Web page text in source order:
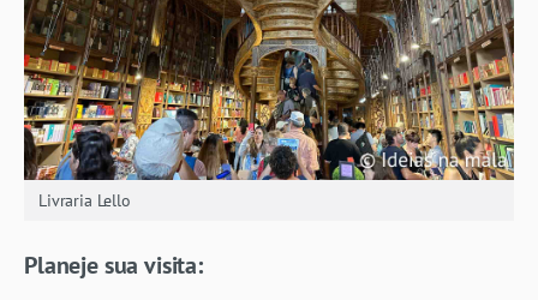
Livraria Lello
Planeje sua visita: